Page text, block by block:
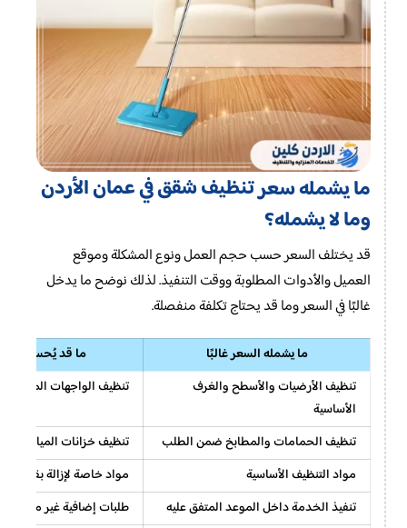
ما يشمله سعرتنظيف شقق في عمان الأردن
وما لا يشمله؟
قد يختلف السعر حسب حجم العمل ونوع المشكلة وموقع
العميل والأدوات المطلوبة ووقت التنفيذ. لذلك نوضح ما يدخل
غالبًا في السعر وما قد يحتاج تكلفة منفصلة.
ما يشمله السعر غالبًا
ما قد يُحسب
تنظيف الأرضيات والأسطح والغرف
الأساسية
تنظيف الواجهات
تنظيف الحمامات والمطابخ ضمن الطلب
تنظيف خزانات المياه أو
مواد التنظيف الأساسية
مواد خاصة لإزالة بقع قوية
تنفيذ الخدمة داخل الموعد المتفق عليه
طلبات إضافية غير مذكورة